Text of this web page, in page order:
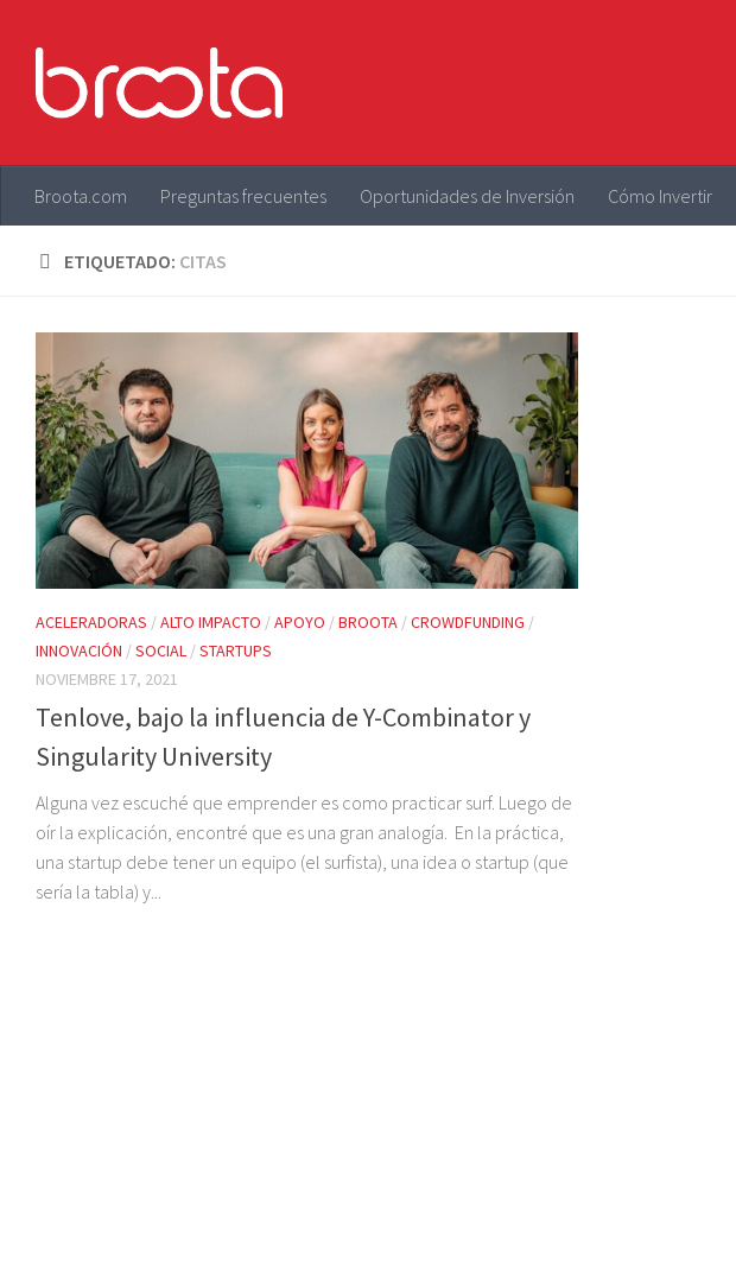
Broota.com Preguntas frecuentes Oportunidades de Inversión Cómo Invertir
ETIQUETADO: CITAS
ACELERADORAS /ALTO IMPACTO /APOYO /BROOTA /CROWDFUNDING /
INNOVACIÓN /SOCIAL /STARTUPS
NOVIEMBRE 17, 2021
Tenlove, bajo la influencia de Y-Combinator y
Singularity University
Alguna vez escuché que emprender es como practicar surf. Luego de
oír la explicación, encontré que es una gran analogía. En la práctica,
una startup debe tener un equipo (el surfista), una idea o startup (que
sería la tabla) y...